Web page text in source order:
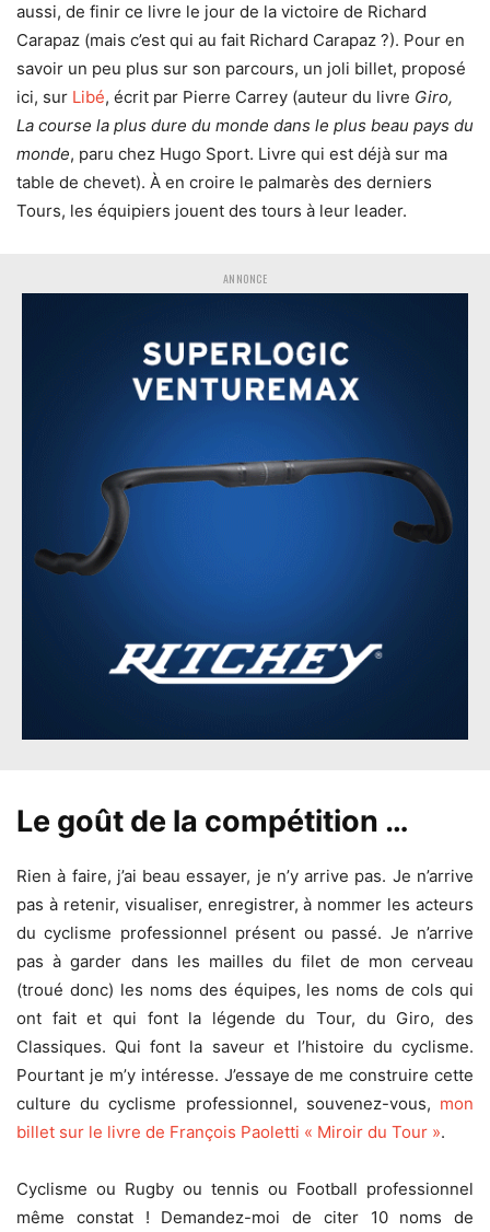
aussi, de finir ce livre le jour de la victoire de Richard
Carapaz (mais c’est qui au fait Richard Carapaz ?). Pour en
savoir un peu plus sur son parcours, un joli billet, proposé
ici, sur Libé, écrit par Pierre Carrey (auteur du livre Giro,
La course la plus dure du monde dans le plus beau pays du
monde, paru chez Hugo Sport. Livre qui est déjà sur ma
table de chevet). À en croire le palmarès des derniers
Tours, les équipiers jouent des tours à leur leader.
ANNONCE
Le goût de la compétition …
Rien à faire, j’ai beau essayer, je n’y arrive pas. Je n’arrive
pas à retenir, visualiser, enregistrer, à nommer les acteurs
du cyclisme professionnel présent ou passé. Je n’arrive
pas à garder dans les mailles du filet de mon cerveau
(troué donc) les noms des équipes, les noms de cols qui
ont fait et qui font la légende du Tour, du Giro, des
Classiques. Qui font la saveur et l’histoire du cyclisme.
Pourtant je m’y intéresse. J’essaye de me construire cette
culture du cyclisme professionnel, souvenez-vous, mon
billet sur le livre de François Paoletti « Miroir du Tour ».
Cyclisme ou Rugby ou tennis ou Football professionnel
même constat ! Demandez-moi de citer 10 noms de